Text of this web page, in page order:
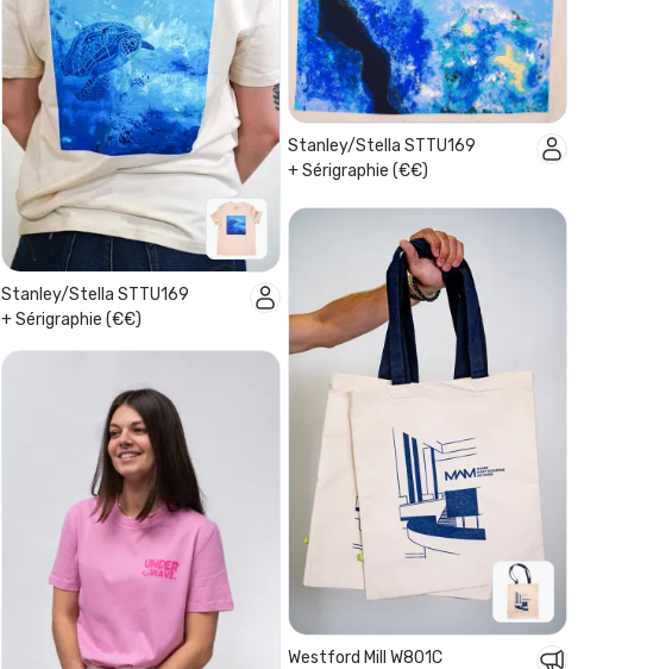
Stanley/Stella STTU169
+ Sérigraphie (€€)
Stanley/Stella STTU169
+ Sérigraphie (€€)
Westford Mill W801C